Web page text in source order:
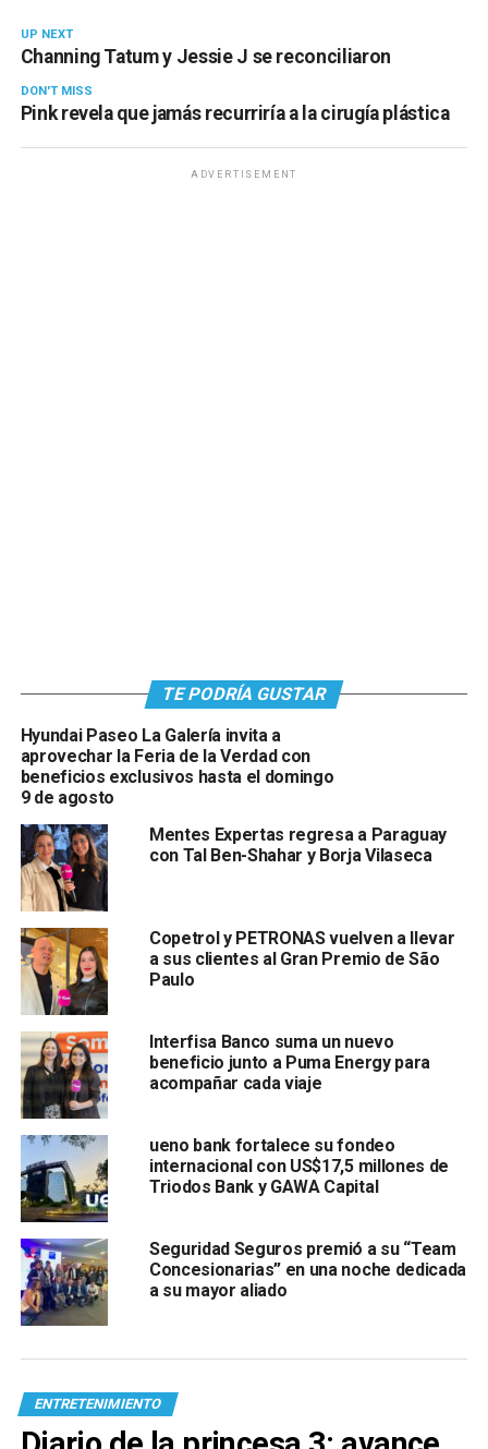
UP NEXT
Channing Tatum y Jessie J se reconciliaron
DON'T MISS
Pink revela que jamás recurriría a la cirugía plástica
ADVERTISEMENT
TE PODRÍA GUSTAR
Hyundai Paseo La Galería invita a
aprovechar la Feria de la Verdad con
beneficios exclusivos hasta el domingo
9 de agosto
Mentes Expertas regresa a Paraguay
con Tal Ben-Shahar y Borja Vilaseca
Copetrol y PETRONAS vuelven a llevar
a sus clientes al Gran Premio de São
Paulo
Interfisa Banco suma un nuevo
beneficio junto a Puma Energy para
acompañar cada viaje
ueno bank fortalece su fondeo
internacional con US$17,5 millones de
Triodos Bank y GAWA Capital
Seguridad Seguros premió a su “Team
Concesionarias” en una noche dedicada
a su mayor aliado
ENTRETENIMIENTO